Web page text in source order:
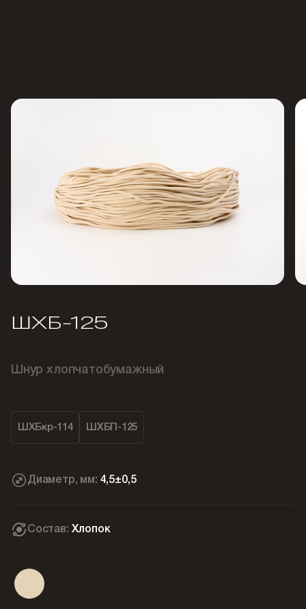
ШХБ-125
Шнур хлопчатобумажный
ШХБкр-114 ШХБП-125
Диаметр, мм: 4,5±0,5
Состав: Хлопок